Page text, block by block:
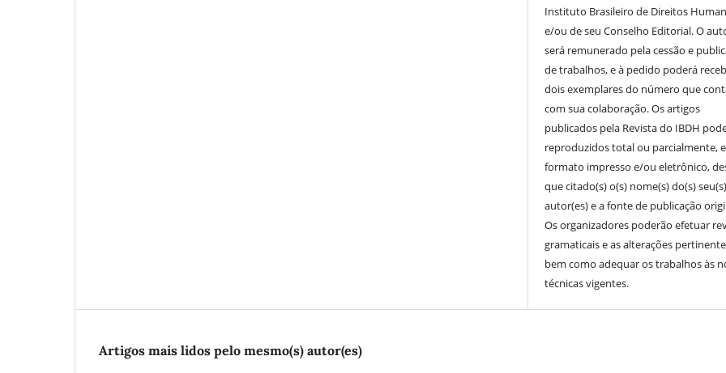
Instituto Brasileiro de Direitos
e/ou de seu Conselho Editorial. O
será remunerado pela cessão e
de trabalhos, e à pedido poderá
dois exemplares do número que
com sua colaboração. Os artigos
publicados pela Revista do IBDH
reproduzidos total ou parcialmente,
formato impresso e/ou eletrônico,
que citado(s) o(s) nome(s) do(s) seu(s)
autor(es) e a fonte de publicação
Os organizadores poderão efetuar
gramaticais e as alterações
bem como adequar os trabalhos às
técnicas vigentes.
Artigos mais lidos pelo mesmo(s) autor(es)